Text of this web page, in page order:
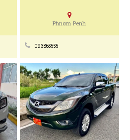
Phnom Penh
093865555